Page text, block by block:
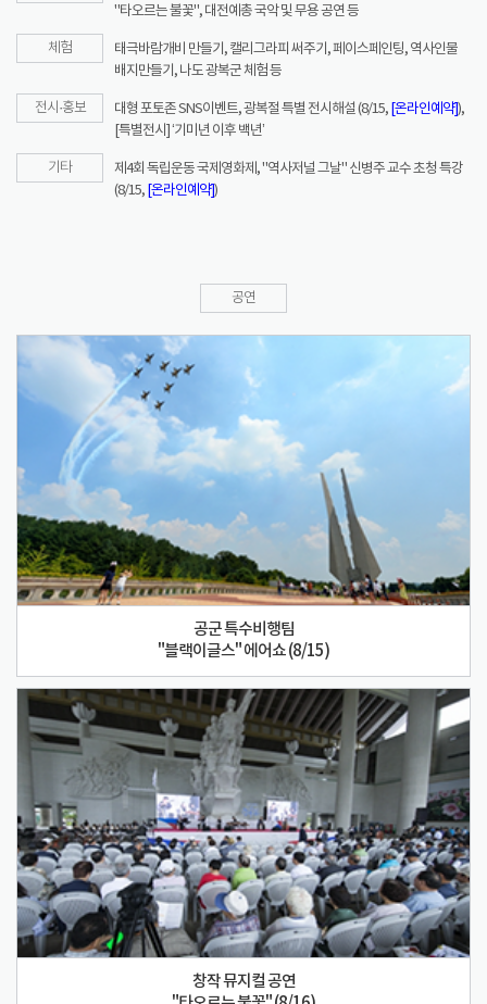
"타오르는 불꽃", 대전예총 국악 및 무용 공연 등
체험
태극바람개비 만들기, 캘리그라피 써주기, 페이스페인팅, 역사인물
배지만들기, 나도 광복군 체험 등
전시·홍보 대형 포토존 SNS이벤트, 광복절 특별 전시해설 (8/15, [온라인예약] ),
[특별전시] ‘기미년 이후 백년’
기타
제4회 독립운동 국제영화제, "역사저널 그날" 신병주 교수 초청 특강
(8/15, [온라인예약] )
공연
공군 특수비행팀
"블랙이글스" 에어쇼 (8/15)
창작 뮤지컬 공연